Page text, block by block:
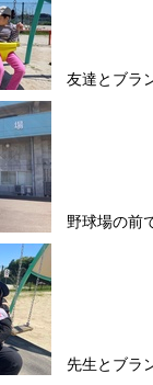
友達とブラ
野球場の前
先生とブラ